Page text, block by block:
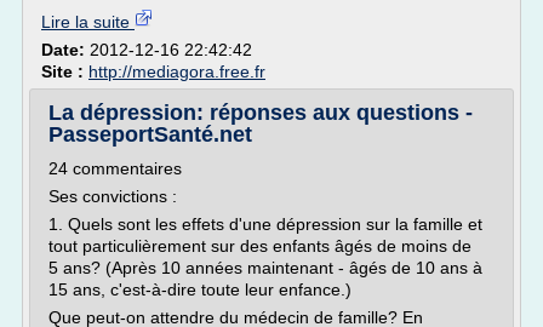
Lire la suite
Date: 2012-12-16 22:42:42
Site : http://mediagora.free.fr
La dépression: réponses aux questions -
PasseportSanté.net
24 commentaires
Ses convictions :
1. Quels sont les effets d'une dépression sur la famille et
tout particulièrement sur des enfants âgés de moins de
5 ans? (Après 10 années maintenant - âgés de 10 ans à
15 ans, c'est-à-dire toute leur enfance.)
Que peut-on attendre du médecin de famille? En